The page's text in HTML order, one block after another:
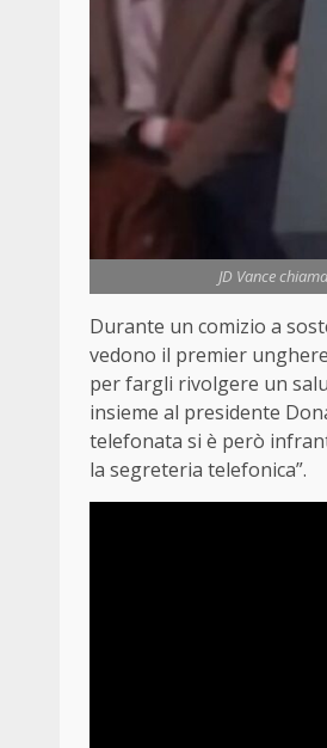
JD Vance
Durante un comizio a
vedono il premier
per fargli rivolgere un
insieme al presidente
telefonata si è però
la segreteria telefonica”.